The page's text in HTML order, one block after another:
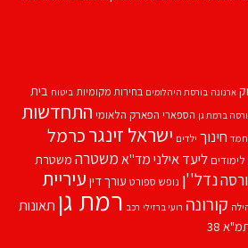
ארנונה בורסת היהלומים בחירות מקומיות ביטוח בית
ברמת גן הספארי הפארק הלאומי התחדשות
חינוך ילדים ישראל זינגרכרמל
לימודים ליעד אילנימד''אמשטרה משטרת
נדל''ן נופש ספורט עורך דין עיריית
קורונה רועי ברזילי רכב רמת גן תאונות
38